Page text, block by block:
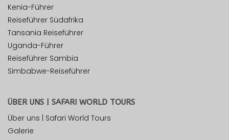
Kenia-Führer
Reiseführer Südafrika
Tansania Reiseführer
Uganda-Führer
Reiseführer Sambia
Simbabwe-Reiseführer
ÜBER UNS | SAFARI WORLD TOURS
Über uns | Safari World Tours
Galerie